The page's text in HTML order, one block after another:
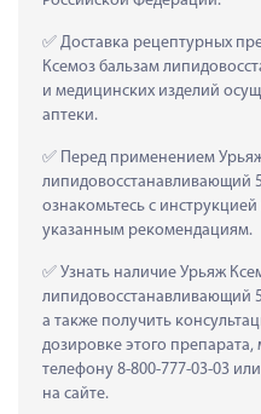
Доставка рецептурных
Ксемоз бальзам
и медицинских изделий
аптеки.
Перед применением
липидовосстанавливающий
ознакомьтесь с
указанным рекомендациям.
Узнать наличие Урьяж
липидовосстанавливающий
а также получить
дозировке этого
телефону 8-800-777-03-03
на сайте.